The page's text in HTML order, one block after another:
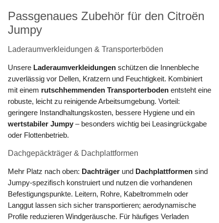
Passgenaues Zubehör für den Citroën
Jumpy
Laderaumverkleidungen & Transporterböden
Unsere Laderaumverkleidungen schützen die Innenbleche
zuverlässig vor Dellen, Kratzern und Feuchtigkeit. Kombiniert
mit einem rutschhemmenden Transporterboden entsteht eine
robuste, leicht zu reinigende Arbeitsumgebung. Vorteil:
geringere Instandhaltungskosten, bessere Hygiene und ein
wertstabiler Jumpy – besonders wichtig bei Leasingrückgabe
oder Flottenbetrieb.
Dachgepäckträger & Dachplattformen
Mehr Platz nach oben: Dachträger und Dachplattformen sind
Jumpy-spezifisch konstruiert und nutzen die vorhandenen
Befestigungspunkte. Leitern, Rohre, Kabeltrommeln oder
Langgut lassen sich sicher transportieren; aerodynamische
Profile reduzieren Windgeräusche. Für häufiges Verladen